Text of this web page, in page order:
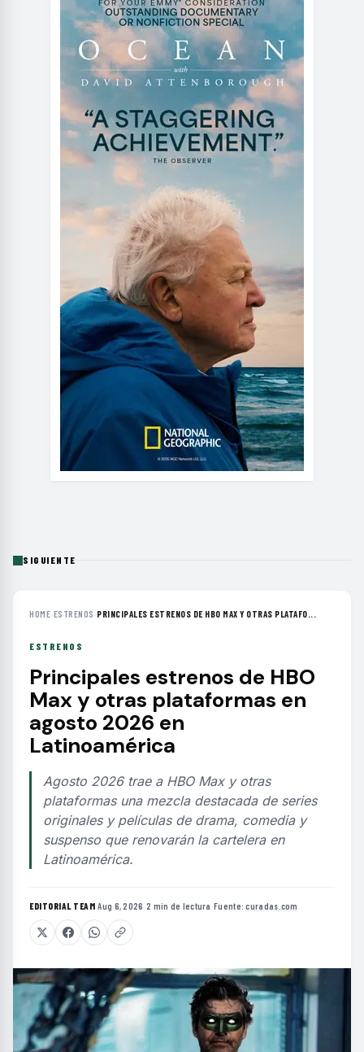
SIGUIENTE
HOME›ESTRENOS ›PRINCIPALES ESTRENOS DE HBO MAX Y OTRAS PLATAFO...
ESTRENOS
Principales estrenos de HBO
Max y otras plataformas en
agosto 2026 en
Latinoamérica
Agosto 2026 trae a HBO Max y otras
plataformas una mezcla destacada de series
originales y películas de drama, comedia y
suspenso que renovarán la cartelera en
Latinoamérica.
EDITORIAL TEAM·Aug 6, 2026 ·2 min de lectura ·Fuente:curadas.com